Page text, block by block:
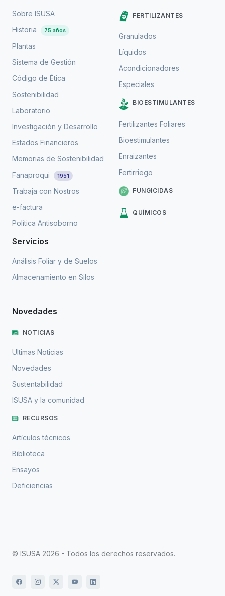
Sobre ISUSA
Historia
75 años
Plantas
Sistema de Gestión
Código de Ética
Sostenibilidad
Laboratorio
Investigación y Desarrollo
Estados Financieros
Memorias de Sostenibilidad
Fanaproqui
1951
Trabaja con Nostros
e-factura
Política Antisoborno
Servicios
Análisis Foliar y de Suelos
Almacenamiento en Silos
FERTILIZANTES
Granulados
Líquidos
Acondicionadores
Especiales
BIOESTIMULANTES
Fertilizantes Foliares
Bioestimulantes
Enraizantes
Fertirriego
FUNGICIDAS
QUÍMICOS
Novedades
NOTICIAS
Ultimas Noticias
Novedades
Sustentabilidad
ISUSA y la comunidad
RECURSOS
Artículos técnicos
Biblioteca
Ensayos
Deficiencias
© ISUSA 2026 - Todos los derechos reservados.